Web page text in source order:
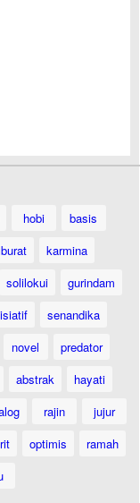
hobi
basis
karmina
solilokui
gurindam
senandika
novel
predator
abstrak
hayati
rajin
jujur
optimis
ramah